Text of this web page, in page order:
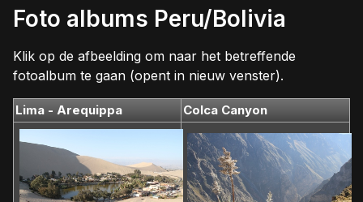
Foto albums Peru/Bolivia
Klik op de afbeelding om naar het betreffende
fotoalbum te gaan (opent in nieuw venster).
Lima - Arequippa Colca Canyon